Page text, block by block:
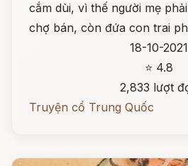
cắm dùi, vì thế người mẹ
chợ bán, còn đứa con trai
18-10-2021
⭐ 4.8
2,833 lượt
Truyện cổ Trung Quốc